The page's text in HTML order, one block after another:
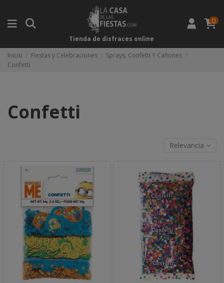
Tienda de disfraces online
0
Inicio Fiestas y Celebraciones
Sprays, Confetti Y Cañones
Confetti
Confetti
Relevancia